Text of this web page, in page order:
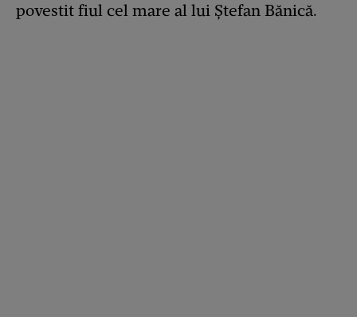
povestit fiul cel mare al lui Ștefan Bănică.